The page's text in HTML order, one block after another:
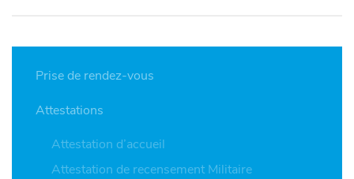
Prise de rendez-vous
Attestations
Attestation d’accueil
Attestation de recensement Militaire